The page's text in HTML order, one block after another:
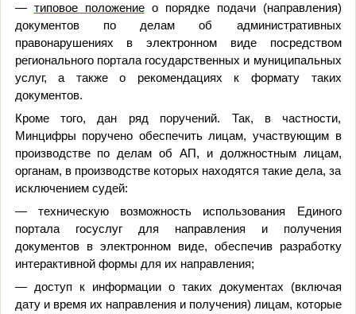
— типовое положениео порядке подачи (направления)
документов по делам об административных
правонарушениях в электронном виде посредством
регионального портала государственных и муниципальных
услуг, а также о рекомендациях к формату таких
документов.
Кроме того, дан ряд поручений. Так, в частности,
Минцифры поручено обеспечить лицам, участвующим в
производстве по делам об АП, и должностным лицам,
органам, в производстве которых находятся такие дела, за
исключением судей:
— техническую возможность использования Единого
портала госуслуг для направления и получения
документов в электронном виде, обеспечив разработку
интерактивной формы для их направления;
— доступ к информации о таких документах (включая
дату и время их направления и получения) лицам, которые